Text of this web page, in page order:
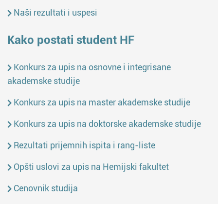
Naši rezultati i uspesi
Kako postati student HF
Konkurs za upis na osnovne i integrisane
akademske studije
Konkurs za upis na master akademske studije
Konkurs za upis na doktorske akademske studije
Rezultati prijemnih ispita i rang-liste
Opšti uslovi za upis na Hemijski fakultet
Cenovnik studija